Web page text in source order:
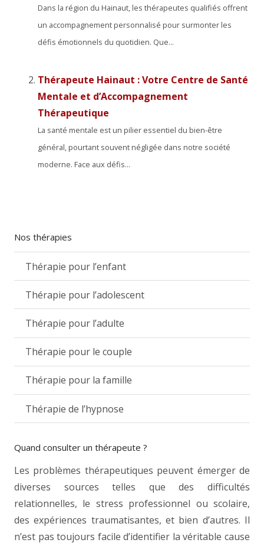
Dans la région du Hainaut, les thérapeutes qualifiés offrent
un accompagnement personnalisé pour surmonter les
défis émotionnels du quotidien. Que...
Thérapeute Hainaut : Votre Centre de Santé
Mentale et d’Accompagnement
Thérapeutique
La santé mentale est un pilier essentiel du bien-être
général, pourtant souvent négligée dans notre société
moderne. Face aux défis...
Nos thérapies
Thérapie pour l’enfant
Thérapie pour l’adolescent
Thérapie pour l’adulte
Thérapie pour le couple
Thérapie pour la famille
Thérapie de l’hypnose
Quand consulter un thérapeute ?
Les problèmes thérapeutiques peuvent émerger de
diverses sources telles que des difficultés
relationnelles, le stress professionnel ou scolaire,
des expériences traumatisantes, et bien d’autres. Il
n’est pas toujours facile d’identifier la véritable cause